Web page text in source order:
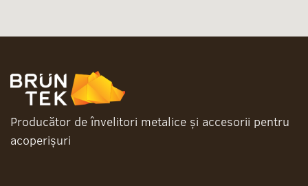
Producător de învelitori metalice și accesorii pentru
acoperișuri